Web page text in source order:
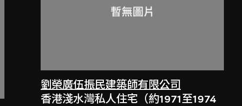
劉榮廣伍振民建築師有限公司
香港淺水灣私人住宅（約1971至1974